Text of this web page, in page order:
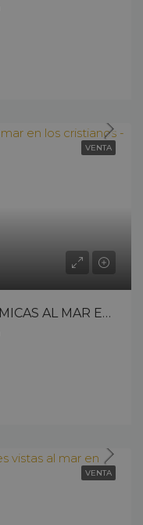
VENTA
ÁTICO CON VISTAS PANORÁMICAS AL MAR EN LOS CRISTIANOS – 14305cp226
VENTA